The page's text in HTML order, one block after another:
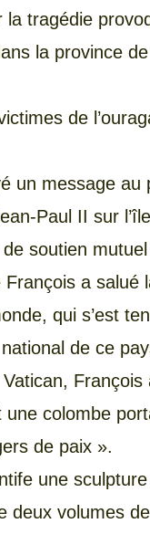
tragédie
la province
de
un message au
Paul II sur
soutien
a salué
qui s’est
de ce
colombe
de paix ».
une
deux volumes